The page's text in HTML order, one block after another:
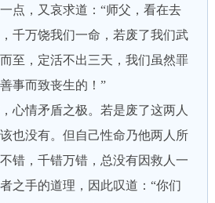
，又哀求道：“师父，看在去
千万饶我们一命，若废了我们武
至，定活不出三天，我们虽然罪
事而致丧生的！”
情矛盾之极。若是废了这两人
也没有。但自己性命乃他两人所
错，千错万错，总没有因救人一
之手的道理，因此叹道：“你们